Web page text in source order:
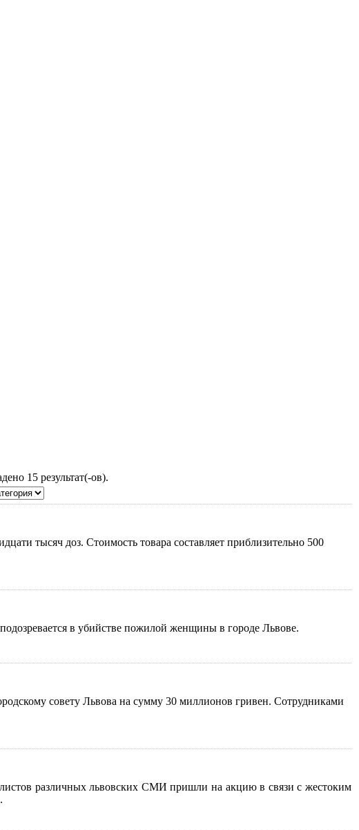
15 результат(-ов).
тысяч доз. Стоимость товара составляет приблизительно 500
в убийстве пожилой женщины в городе Львове.
совету Львова на сумму 30 миллионов гривен. Сотрудниками
различных львовских СМИ пришли на акцию в связи с жестоким